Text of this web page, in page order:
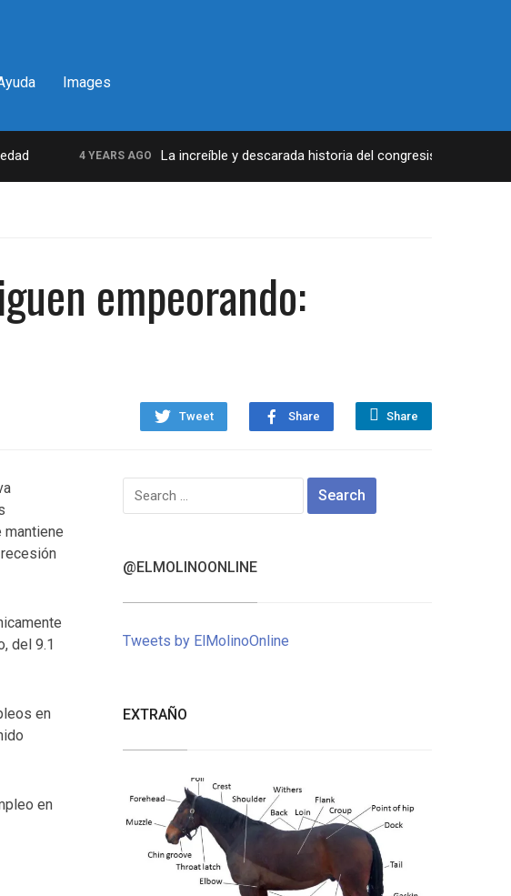
Images
4 YEARS AGO La increíble y descarada historia del congresista por NY
empeorando:
Tweet Share Share
mantiene
del 9.1
en
en
Search
for:
@ELMOLINOONLINE
Tweets by ElMolinoOnline
EXTRAÑO